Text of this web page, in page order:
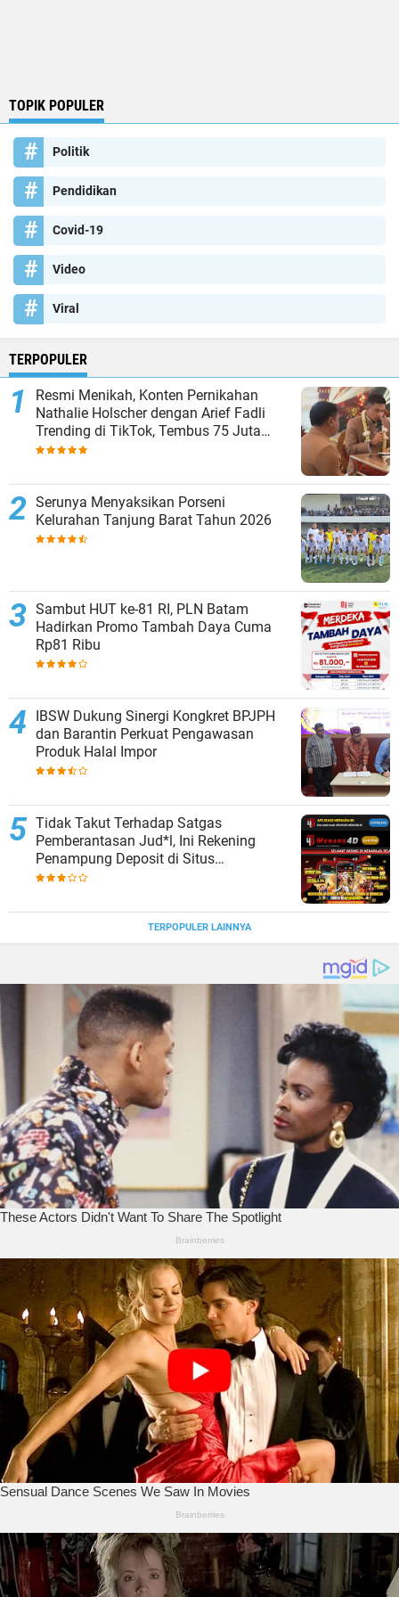
TOPIK POPULER
Politik
Pendidikan
Covid-19
Video
Viral
TERPOPULER
Resmi Menikah, Konten Pernikahan
Nathalie Holscher dengan Arief Fadli
Trending di TikTok, Tembus 75 Juta
Penonton
Serunya Menyaksikan Porseni
Kelurahan Tanjung Barat Tahun 2026
Sambut HUT ke-81 RI, PLN Batam
Hadirkan Promo Tambah Daya Cuma
Rp81 Ribu
IBSW Dukung Sinergi Kongkret BPJPH
dan Barantin Perkuat Pengawasan
Produk Halal Impor
Tidak Takut Terhadap Satgas
Pemberantasan Jud*l, Ini Rekening
Penampung Deposit di Situs
MENARA4D
TERPOPULER LAINNYA